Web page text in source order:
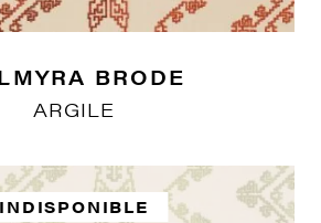
BRODE
ARGILE
INDISPONIBLE